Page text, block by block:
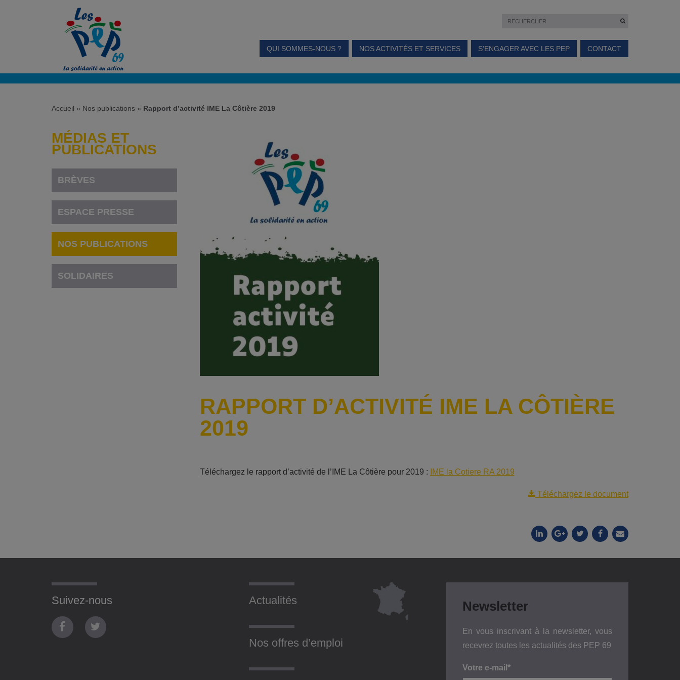
QUI SOMMES-NOUS ? NOS ACTIVITÉS ET SERVICES S’ENGAGER AVEC LES PEP CONTACT
Accueil » Nos publications » Rapport d’activité IME La Côtière 2019
MÉDIAS ET
PUBLICATIONS
BRÈVES
ESPACE PRESSE
NOS PUBLICATIONS
SOLIDAIRES
RAPPORT D’ACTIVITÉ IME LA CÔTIÈRE
2019
Téléchargez le rapport d’activité de l’IME La Côtière pour 2019 : IME la Cotiere RA 2019
Téléchargez le document
Suivez-nous Actualités
Nos offres d’emploi
Newsletter
En vous inscrivant à la newsletter, vous
recevrez toutes les actualités des PEP 69
Votre e-mail*